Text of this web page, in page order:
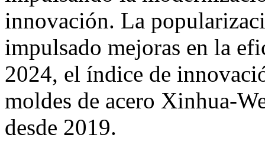
innovación. La
impulsado mejoras en la
2024, el índice de
moldes de acero Xinhua-
desde 2019.